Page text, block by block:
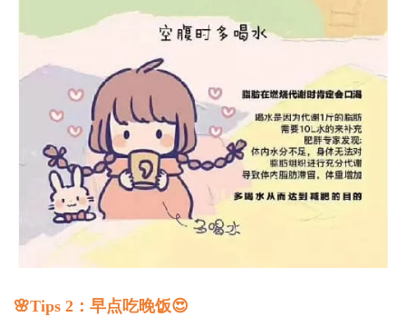
🌸Tips 2 ：早点吃晚饭😍